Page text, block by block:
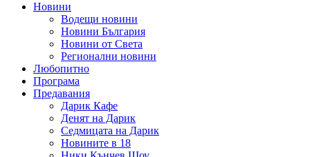
Новини
Водещи новини
Новини България
Новини от Света
Регионални новини
Любопитно
Програма
Предавания
Дарик Кафе
Денят на Дарик
Седмицата на Дарик
Новините в 18